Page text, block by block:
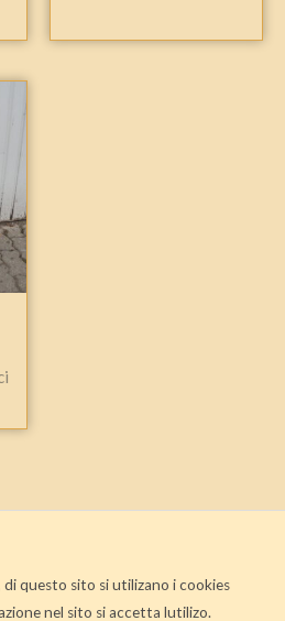
di questo sito si utilizano i cookies
nel sito si accetta lutilizo.